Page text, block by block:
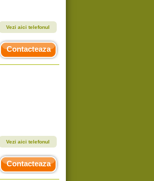
Vezi aici telefonul
Contacteaza
Vezi aici telefonul
Contacteaza